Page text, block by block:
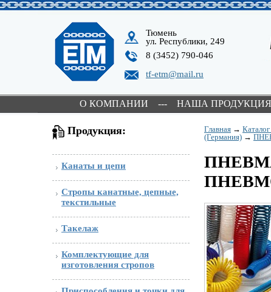
Тюмень
ул. Республики, 249
8 (3452) 790-046
tf-etm@mail.ru
О КОМПАНИИ --- НАША ПРОДУКЦИЯ
Продукция:
Канаты и цепи
Стропы канатные, цепные,
текстильные
Такелаж
Комплектующие для
изготовления стропов
Главная →
(Германия) →